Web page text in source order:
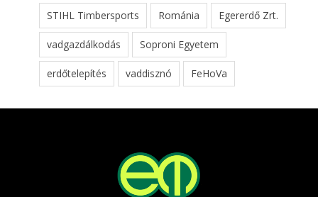
STIHL Timbersports Románia Egererdő Zrt.
vadgazdálkodás Soproni Egyetem
erdőtelepítés vaddisznó FeHoVa